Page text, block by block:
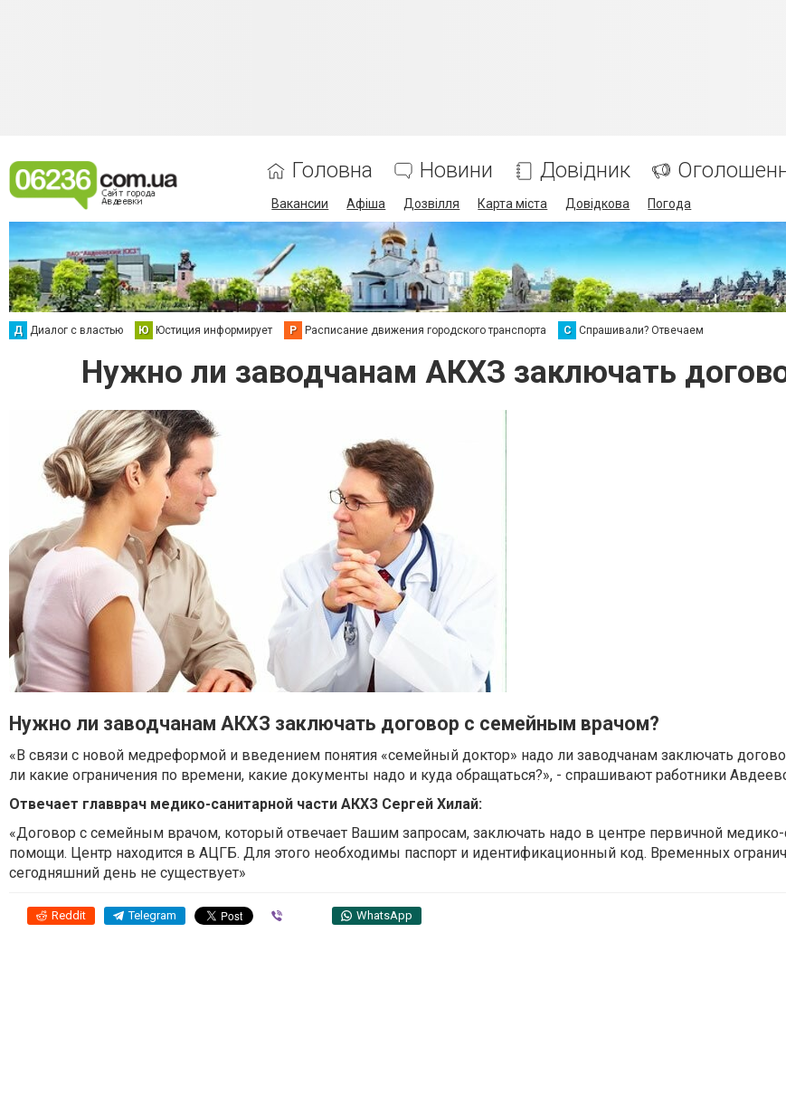
Головна Новини Довідник
Вакансии Афіша Дозвілля Карта міста Довідкова Погода
Д Диалог с властью Ю Юстиция информирует Р Расписание движения городского транспорта С Спрашивали? Отвечаем
Нужно ли заводчанам АКХЗ заключать
Нужно ли заводчанам АКХЗ заключать договор с семейным врачом?
«В связи с новой медреформой и введением понятия «семейный доктор» надо ли заводчанам заключать
ли какие ограничения по времени, какие документы надо и куда обращаться?», - спрашивают работники
Отвечает главврач медико-санитарной части АКХЗ Сергей Хилай:
«Договор с семейным врачом, который отвечает Вашим запросам, заключать надо в центре первичной медико-
помощи. Центр находится в АЦГБ. Для этого необходимы паспорт и идентификационный код. Временных
сегодняшний день не существует»
Reddit Telegram WhatsApp